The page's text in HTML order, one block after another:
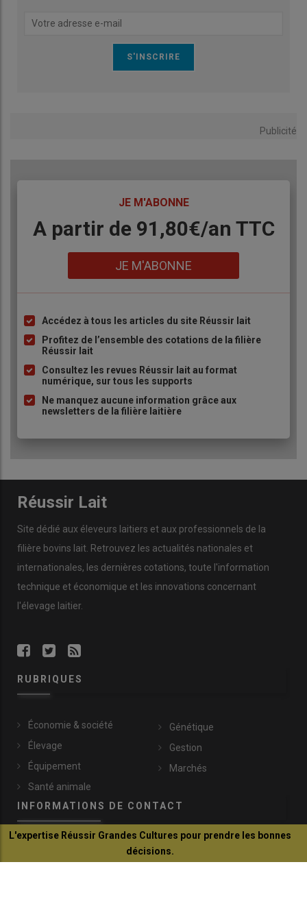
Publicité
JE M'ABONNE
Body
A partir de 91,80€/an​ TTC
JE M'ABONNE
Liste
à
puce
Accédez à tous les articles du site Réussir lait
Profitez de l’ensemble des cotations de la filière
Réussir lait
Consultez les revues Réussir lait au format
numérique, sur tous les supports
Ne manquez aucune information grâce aux
newsletters de la filière laitière
Réussir Lait
Site dédié aux éleveurs laitiers et aux professionnels de la
filière bovins lait. Retrouvez les actualités nationales et
internationales, les dernières cotations, toute l'information
technique et économique et les innovations concernant
l'élevage laitier.
RUBRIQUES
Économie & société
Élevage
Équipement
Santé animale
Génétique
Gestion
Marchés
INFORMATIONS DE CONTACT
communication@reussir.fr
L'expertise Réussir Grandes Cultures pour prendre les bonnes
décisions.